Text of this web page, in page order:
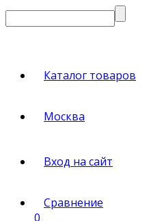
Каталог товаров
Москва
Вход на сайт
Сравнение
0